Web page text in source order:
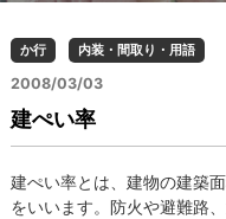
か行 内装・間取り・用語
2008/03/03
建ぺい率
建ぺい率とは、建物の建築
をいいます。防火や避難路